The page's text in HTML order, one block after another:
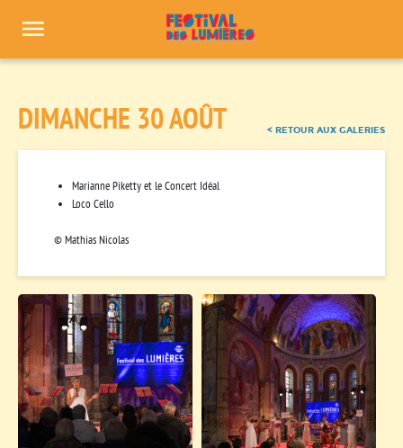
DIMANCHE 30 AOÛT < RETOUR AUX GALERIES
Marianne Piketty et le Concert Idéal
Loco Cello
© Mathias Nicolas